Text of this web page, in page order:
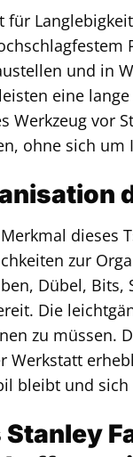
für
und in
eine
Werkzeug vor
ohne sich
dieses
zur
Dübel,
Die
zu müssen.
Werkstatt
bleibt und sich
Stanley